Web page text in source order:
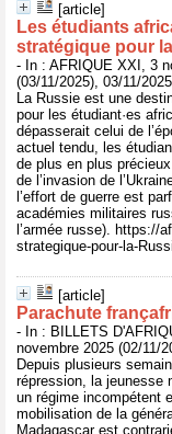
[article]
Les étudiants
stratégique pour
- In : AFRIQUE XXI, 3
(03/11/2025), 03/11/
La Russie est une
pour les étudiant·es
dépasserait celui de
actuel tendu, les
de plus en plus
de l’invasion de
l’effort de guerre est
académies militaires
l’armée russe). https://
strategique-pour-la-
[article]
Parachute
- In : BILLETS
novembre 2025 (02/11/
Depuis plusieurs
répression, la jeunesse
un régime incompétent
mobilisation de la
Madagascar est